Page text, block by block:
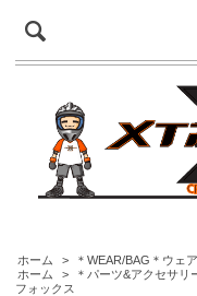
ホーム > ＊WEAR/BAG＊ウェ
ホーム
> ＊パーツ&アクセサ
フォックス